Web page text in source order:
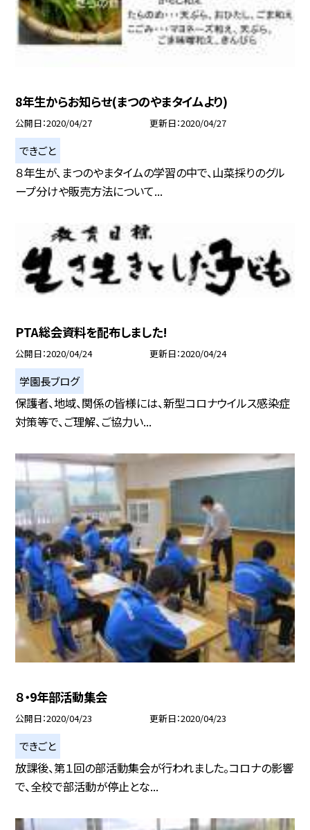
8年生からお知らせ(まつのやまタイムより)
公開日 2020/04/27 更新日 2020/04/27
できごと
８年生が、まつのやまタイムの学習の中で、山菜採りのグル
ープ分けや販売方法について...
PTA総会資料を配布しました!
公開日 2020/04/24 更新日 2020/04/24
学園長ブログ
保護者、地域、関係の皆様には、新型コロナウイルス感染症
対策等で、ご理解、ご協力い...
８・9年部活動集会
公開日 2020/04/23 更新日 2020/04/23
できごと
放課後、第１回の部活動集会が行われました。コロナの影響
で、全校で部活動が停止とな...